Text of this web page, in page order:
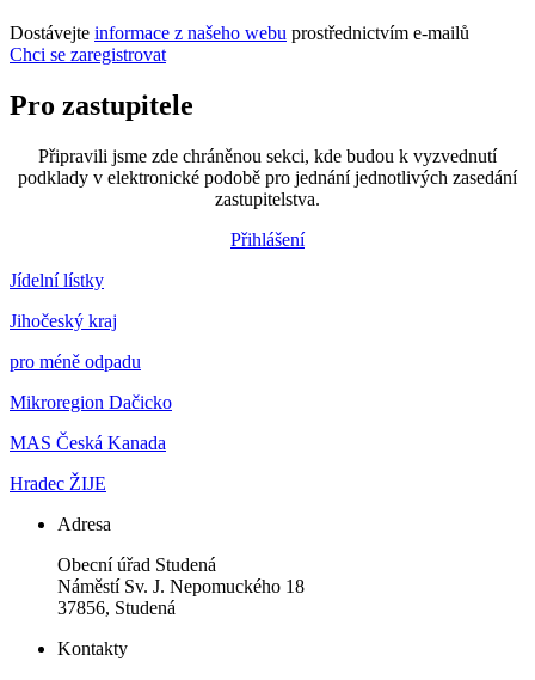
Dostávejte informace z našeho webu prostřednictvím e-mailů
Chci se zaregistrovat
Pro zastupitele
Připravili jsme zde chráněnou sekci, kde budou k vyzvednutí
podklady v elektronické podobě pro jednání jednotlivých zasedání
zastupitelstva.
Přihlášení
Jídelní lístky
Jihočeský kraj
pro méně odpadu
Mikroregion Dačicko
MAS Česká Kanada
Hradec ŽIJE
Adresa
Obecní úřad Studená
Náměstí Sv. J. Nepomuckého 18
37856, Studená
Kontakty